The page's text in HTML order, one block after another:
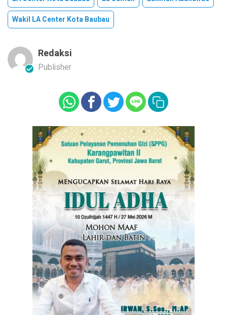
Wakil LA Center Kota Baubau
Redaksi
Publisher